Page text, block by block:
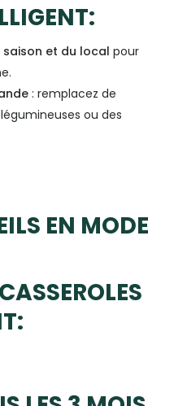
et du local pour
: remplacez de
ou des
EN MODE